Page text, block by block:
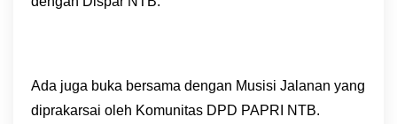
Ada juga buka bersama dengan Musisi Jalanan yang
diprakarsai oleh Komunitas DPD PAPRI NTB.